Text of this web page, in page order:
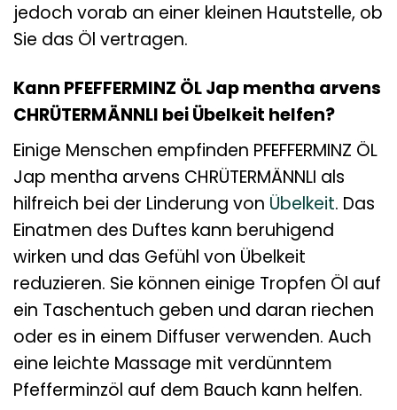
jedoch vorab an einer kleinen Hautstelle, ob
Sie das Öl vertragen.
Kann PFEFFERMINZ ÖL Jap mentha arvens
CHRÜTERMÄNNLI bei Übelkeit helfen?
Einige Menschen empfinden PFEFFERMINZ ÖL
Jap mentha arvens CHRÜTERMÄNNLI als
hilfreich bei der Linderung von Übelkeit. Das
Einatmen des Duftes kann beruhigend
wirken und das Gefühl von Übelkeit
reduzieren. Sie können einige Tropfen Öl auf
ein Taschentuch geben und daran riechen
oder es in einem Diffuser verwenden. Auch
eine leichte Massage mit verdünntem
Pfefferminzöl auf dem Bauch kann helfen.